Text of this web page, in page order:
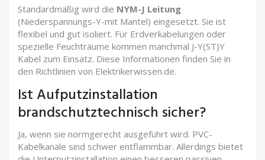
Standardmäßig wird die NYM-J Leitung
(Niederspannungs-Y-mit Mantel) eingesetzt. Sie ist
flexibel und gut isoliert. Für Erdverkabelungen oder
spezielle Feuchträume kommen manchmal J-Y(ST)Y
Kabel zum Einsatz. Diese Informationen finden Sie in
den Richtlinien von Elektrikerwissen.de.
Ist Aufputzinstallation
brandschutztechnisch sicher?
Ja, wenn sie normgerecht ausgeführt wird. PVC-
Kabelkanäle sind schwer entflammbar. Allerdings bietet